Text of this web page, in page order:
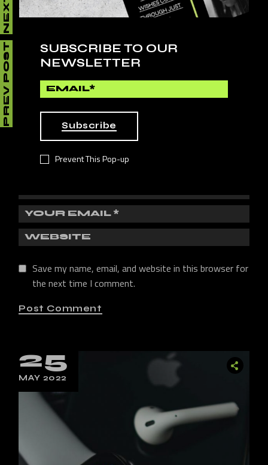
SUBSCRIBE TO OUR
NEWSLETTER
Subscribe
Prevent This Pop-up
PREV POST Your email address will not be published.
are marked*
Save my name, email, and website in this browser for
the next time I comment.
Post Comment
25
MAY 2022